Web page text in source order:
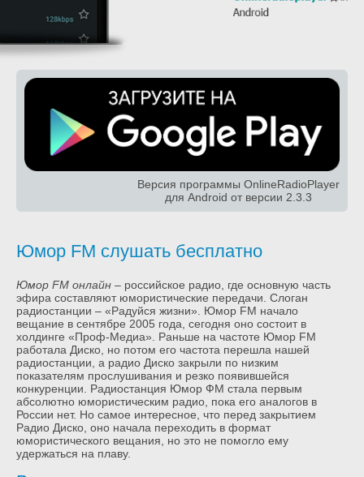
Версия программы OnlineRadioPlayer
для Android от версии 2.3.3
Юмор FM слушать бесплатно
Юмор FM онлайн – российское радио, где основную часть
эфира составляют юмористические передачи. Слоган
радиостанции – «Радуйся жизни». Юмор FM начало
вещание в сентябре 2005 года, сегодня оно состоит в
холдинге «Проф-Медиа». Раньше на частоте Юмор FM
работала Диско, но потом его частота перешла нашей
радиостанции, а радио Диско закрыли по низким
показателям прослушивания и резко появившейся
конкуренции. Радиостанция Юмор ФМ стала первым
абсолютно юмористическим радио, пока его аналогов в
России нет. Но самое интересное, что перед закрытием
Радио Диско, оно начала переходить в формат
юмористического вещания, но это не помогло ему
удержаться на плаву.